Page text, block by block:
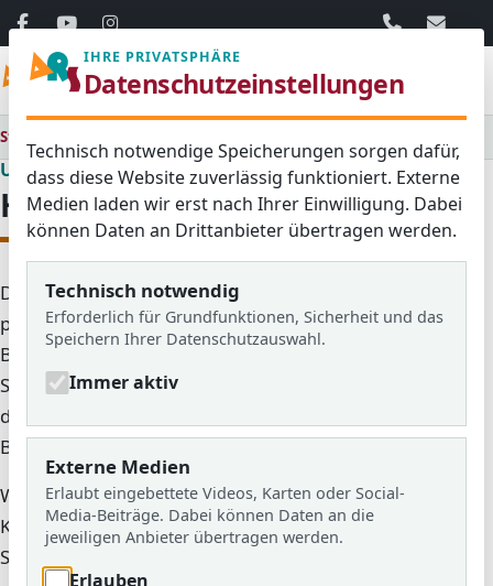
06103 / 30
Startseite
Unsere Schule
Hauptschulzweig (7. - 9.)
Der Hauptschulzweig der Adolf-Reichwein-Schule ist
praxisnah, persönlich und stark auf
Berufsorientierung ausgerichtet. Schülerinnen und
Schüler werden ab Jahrgang 7 eng begleitet und auf
den Übergang in Ausbildung, weiterführende
Bildungsgänge oder berufliche Schulen vorbereitet.
Wichtig sind klare Strukturen, ein enger Kontakt zur
Klassenlehrkraft und viele Gelegenheiten, eigene
Stärken im praktischen Lernen zu entdecken.
IHRE PRIVATSPHÄRE
Datenschutzeinstellungen
Technisch notwendige Speicherungen sorgen dafür,
dass diese Website zuverlässig funktioniert. Externe
Medien laden wir erst nach Ihrer Einwilligung. Dabei
können Daten an Drittanbieter übertragen werden.
Technisch notwendig
Erforderlich für Grundfunktionen, Sicherheit und das
Speichern Ihrer Datenschutzauswahl.
Immer aktiv
Externe Medien
Erlaubt eingebettete Videos, Karten oder Social-
Media-Beiträge. Dabei können Daten an die
jeweiligen Anbieter übertragen werden.
Erlauben